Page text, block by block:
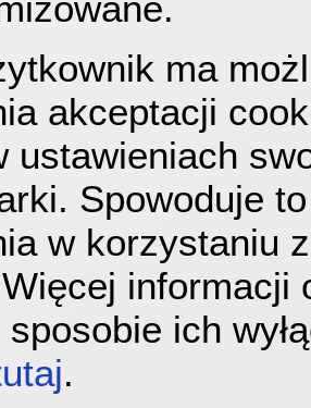
ma
akceptacji
ustawieniach
Spowoduje
w korzystaniu z
informacji
ich
.